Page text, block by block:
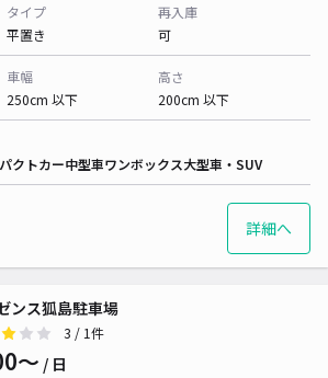
タイプ
平置き
再入庫
可
車幅
250cm 以下
高さ
200cm 以下
クトカー中型車ワンボックス大型車・SUV
詳細へ
ンス狐島駐車場
3 / 1件
〜 / 日